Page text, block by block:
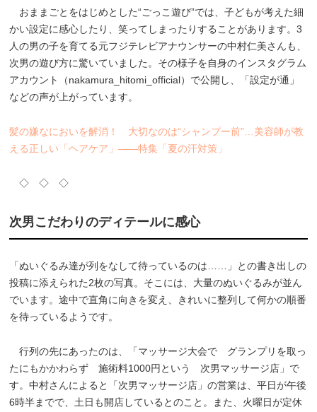
おままごとをはじめとした“ごっこ遊び”では、子どもが考えた細
かい設定に感心したり、笑ってしまったりすることがあります。3
人の男の子を育てる元フジテレビアナウンサーの中村仁美さんも、
次男の遊び方に驚いていました。その様子を自身のインスタグラム
アカウント（nakamura_hitomi_official）で公開し、「設定が通」
などの声が上がっています。
髪の嫌なにおいを解消！ 大切なのは“シャンプー前”…美容師が教
える正しい「ヘアケア」――特集「夏の汗対策」
◇ ◇ ◇
次男こだわりのディテールに感心
「ぬいぐるみ達が列をなして待っているのは……」との書き出しの
投稿に添えられた2枚の写真。そこには、大量のぬいぐるみが並ん
でいます。途中で直角に向きを変え、きれいに整列して何かの順番
を待っているようです。
行列の先にあったのは、「マッサージ大会で グランプリを取っ
たにもかかわらず 施術料1000円という 次男マッサージ店」で
す。中村さんによると「次男マッサージ店」の営業は、平日が午後
6時半までで、土日も開店しているとのこと。また、火曜日が定休